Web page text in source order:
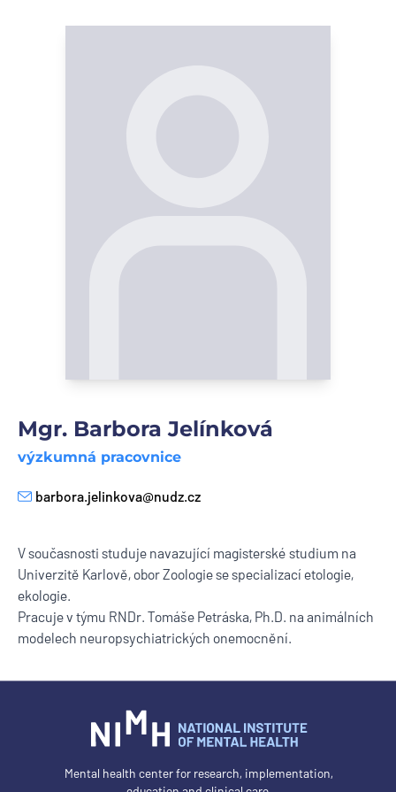
Mgr. Barbora Jelínková
výzkumná pracovnice
E-mail
barbora.jelinkova@nudz.cz
V současnosti studuje navazující magisterské studium na
Univerzitě Karlově, obor Zoologie se specializací etologie,
ekologie.
Pracuje v týmu RNDr. Tomáše Petráska, Ph.D. na animálních
modelech neuropsychiatrických onemocnění.
Mental health center for research, implementation,